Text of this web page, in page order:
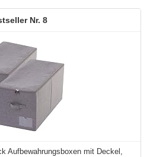
8
Aufbewahrungsboxen mit Deckel,